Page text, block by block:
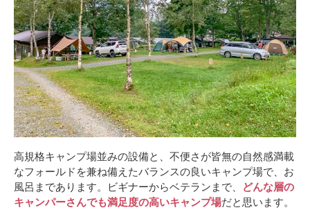
高規格キャンプ場並みの設備と、不便さが皆無の自然感満載
なフォールドを兼ね備えたバランスの良いキャンプ場で、お
風呂まであります。ビギナーからベテランまで、 どんな層の
キャンパーさんでも満足度の高いキャンプ場だと思います。